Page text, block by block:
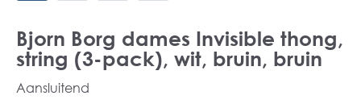
Bjorn Borg dames Invisible thong,
string (3-pack), wit, bruin, bruin
Aansluitend